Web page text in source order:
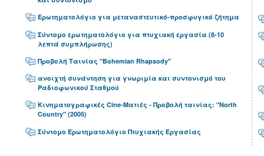
Ερωτηματολόγιο για μεταναστευτικό-προσφυγικό ζήτημα
Σύντομο ερωτηματολόγιο για πτυχιακή εργασία (8-10
λεπτά συμπλήρωσης)
Προβολή Ταινίας "Bohemian Rhapsody"
ανοιχτή συνάντηση για γνωριμία και συντονισμό του
Ραδιοφωνικού Σταθμού
Κινηματογραφικές Cine-Ματιές - Προβολή ταινίας: "North
Country" (2005)
Σύντομο Ερωτηματολόγιο Πτυχιακής Εργασίας